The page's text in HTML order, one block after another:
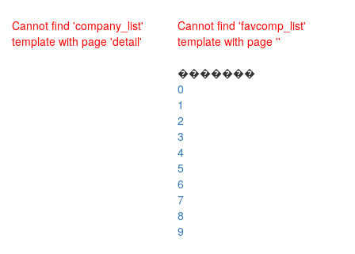
Cannot find 'company_list'
template with page 'detail'
Cannot find 'favcomp_list'
template with page ''
�������
0
1
2
3
4
5
6
7
8
9